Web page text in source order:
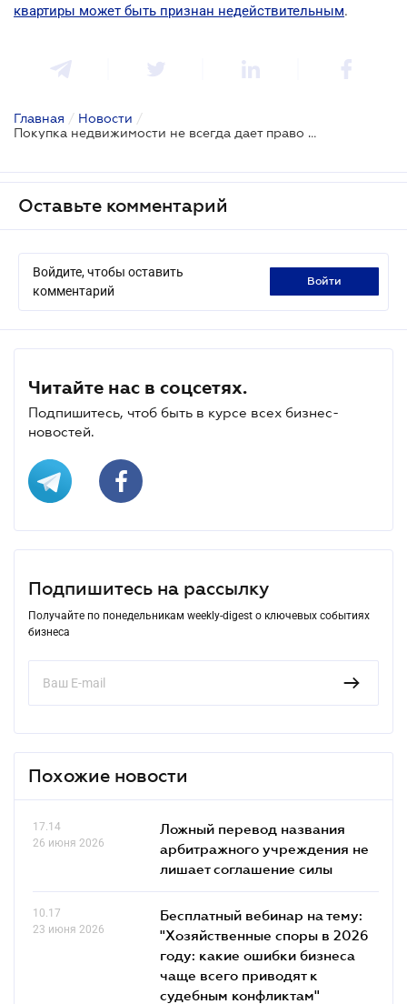
квартиры может быть признан недействительным.
Главная / Новости /
Покупка недвижимости не всегда дает право пользования земельным участком: решение ВС
Оставьте комментарий
Войдите, чтобы оставить
комментарий
войти
Читайте нас в соцсетях.
Подпишитесь, чтоб быть в курсе всех бизнес-
новостей.
Подпишитесь на рассылку
Получайте по понедельникам weekly-digest о ключевых событиях
бизнеса
Похожие новости
17.14
26 июня 2026
Ложный перевод названия
арбитражного учреждения не
лишает соглашение силы
10.17
23 июня 2026
Бесплатный вебинар на тему:
"Хозяйственные споры в 2026
году: какие ошибки бизнеса
чаще всего приводят к
судебным конфликтам"